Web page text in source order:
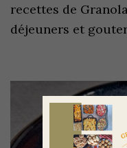
recettes de
déjeuners et